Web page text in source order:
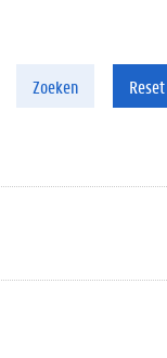
Zoeken Reset